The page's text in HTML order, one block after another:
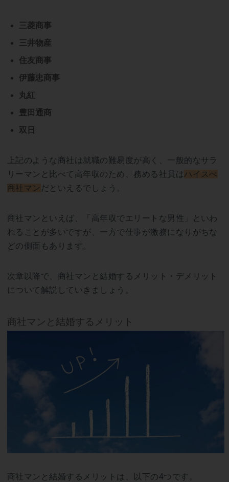
三菱商事
三井物産
住友商事
伊藤忠商事
丸紅
豊田通商
双日
上記のような商社は就職の難易度が高く、一般的なサラ
リーマンと比べて高年収のため、務める社員は ハイスぺ
商社マン だといえるでしょう。
商社マンといえば、「高年収でエリートな男性」といわ
れることが多いですが、一方で仕事が激務になりがちな
どの側面もあります。
次章以降で、商社マンと結婚するメリット・デメリット
について解説していきましょう。
商社マンと結婚するメリット
商社マンと結婚するメリットは、以下の4つです。